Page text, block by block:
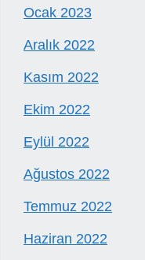
Ocak 2023
Aralık 2022
Kasım 2022
Ekim 2022
Eylül 2022
Ağustos 2022
Temmuz 2022
Haziran 2022